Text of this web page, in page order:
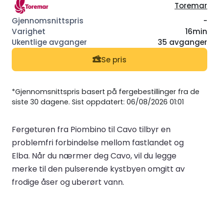
Toremar
-
16min
35 avganger
Se pris
*Gjennomsnittspris basert på fergebestillinger fra de
siste 30 dagene. Sist oppdatert: 06/08/2026 01:01
Fergeturen fra Piombino til Cavo tilbyr en
problemfri forbindelse mellom fastlandet og
Elba. Når du nærmer deg Cavo, vil du legge
merke til den pulserende kystbyen omgitt av
frodige åser og uberørt vann.